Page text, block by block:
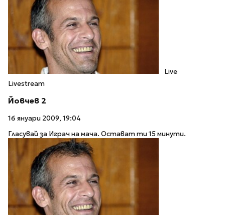
Live
Livestream
Йовчев 2
16 януари 2009, 19:04
Гласувай за Играч на мача. Остават ти 15 минути.